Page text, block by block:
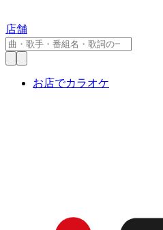
店舗
お店でカラオケ